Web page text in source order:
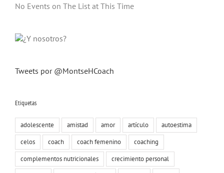
No Events on The List at This Time
Tweets por @MontseHCoach
Etiquetas
adolescente amistad amor artículo
autoestima
celos
coach coach femenino
coaching
complementos nutricionales
crecimiento personal